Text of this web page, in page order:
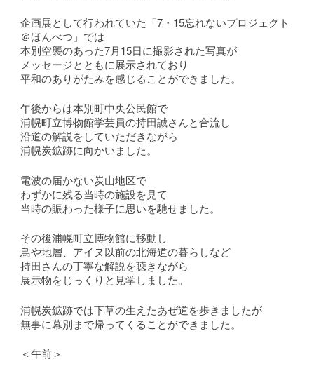
企画展として行われていた「7・15忘れないプロジェクト
＠ほんべつ」では
本別空襲のあった7月15日に撮影された写真が
メッセージとともに展示されており
平和のありがたみを感じることができました。
午後からは本別町中央公民館で
浦幌町立博物館学芸員の持田誠さんと合流し
沿道の解説をしていただきながら
浦幌炭鉱跡に向かいました。
電波の届かない炭山地区で
わずかに残る当時の施設を見て
当時の賑わった様子に思いを馳せました。
その後浦幌町立博物館に移動し
鳥や地層、アイヌ以前の北海道の暮らしなど
持田さんの丁寧な解説を聴きながら
展示物をじっくりと見学しました。
浦幌炭鉱跡では下草の生えたあぜ道を歩きましたが
無事に幕別まで帰ってくることができました。
＜午前＞